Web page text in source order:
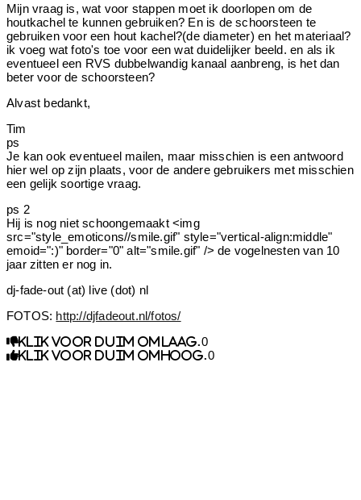
Mijn vraag is, wat voor stappen moet ik doorlopen om de
houtkachel te kunnen gebruiken? En is de schoorsteen te
gebruiken voor een hout kachel?(de diameter) en het materiaal?
ik voeg wat foto's toe voor een wat duidelijker beeld. en als ik
eventueel een RVS dubbelwandig kanaal aanbreng, is het dan
beter voor de schoorsteen?
Alvast bedankt,
Tim
ps
Je kan ook eventueel mailen, maar misschien is een antwoord
hier wel op zijn plaats, voor de andere gebruikers met misschien
een gelijk soortige vraag.
ps 2
Hij is nog niet schoongemaakt <img
src="style_emoticons//smile.gif" style="vertical-align:middle"
emoid=":)" border="0" alt="smile.gif" /> de vogelnesten van 10
jaar zitten er nog in.
dj-fade-out (at) live (dot) nl
FOTOS: http://djfadeout.nl/fotos/
Klik voor duim omlaag. 0
Klik voor duim omhoog. 0